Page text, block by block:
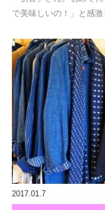
で美味しいの！」と感
2017.01.7